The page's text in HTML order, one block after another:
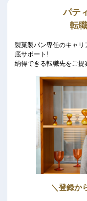
パテ
転
製菓製パン専任のキャ
底サポート!
納得できる転職先をご提
＼登録か